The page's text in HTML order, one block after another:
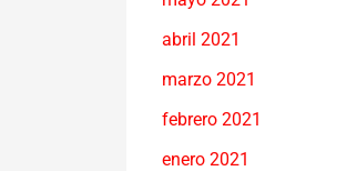
abril 2021
marzo 2021
febrero 2021
enero 2021